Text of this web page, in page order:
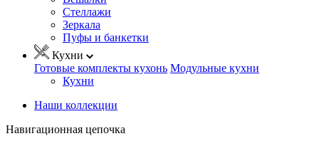
Стеллажи
Зеркала
Пуфы и банкетки
Кухни
Готовые комплекты кухонь Модульные кухни
Кухни
Наши коллекции
Навигационная цепочка